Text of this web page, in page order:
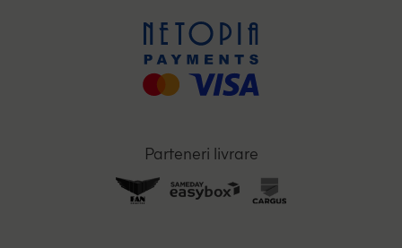
Parteneri livrare